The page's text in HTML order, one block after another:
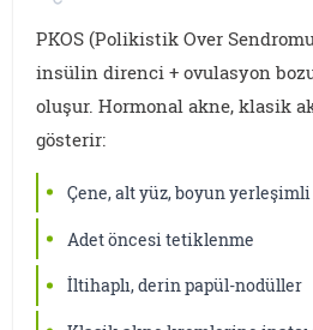
PKOS (Polikistik Over
insülin direnci + ovulasyon
oluşur. Hormonal akne, klasik
gösterir:
Çene, alt yüz, boyun yerleşimli
Adet öncesi tetiklenme
İltihaplı, derin papül-nodüller